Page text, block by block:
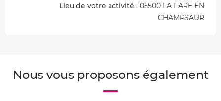
Lieu de votre activité : 05500 LA FARE EN
CHAMPSAUR
Nous vous proposons également